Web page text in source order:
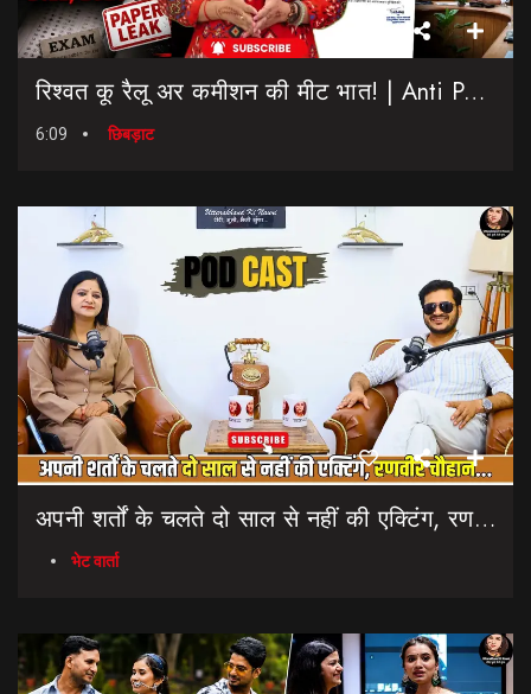
रिश्वत कू रैलू अर कमीशन की मीट भात! | Anti Paper Leak Bill 2026 | Saptahik Chhiprat
6:09 छिबड़ाट
अपनी शर्तों के चलते दो साल से नहीं की एक्टिंग, रणवीर चौहान || Uttarakhand Cinema Untold Secrets
भेट वार्ता